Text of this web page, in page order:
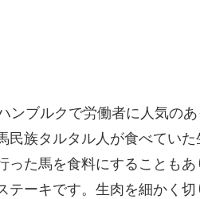
ブルクで労働者に人気の
族タルタル人が食べてい
った馬を食料にすることも
ーキです。生肉を細かく